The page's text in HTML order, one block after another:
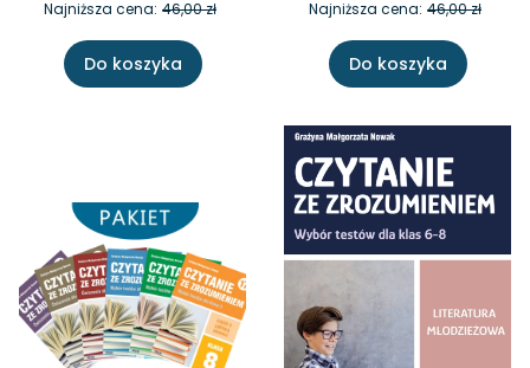
Najniższa cena: 46,00 zł
Do koszyka
Najniższa cena: 46,00 zł
Do koszyka